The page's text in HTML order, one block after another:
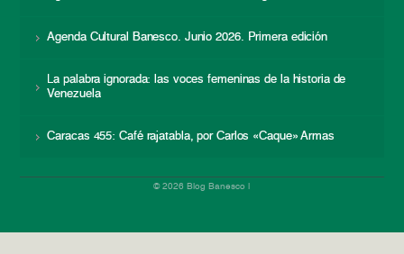
Agenda Cultural Banesco. Junio 2026. Primera edición
La palabra ignorada: las voces femeninas de la historia de
Venezuela
Caracas 455: Café rajatabla, por Carlos «Caque» Armas
© 2026 Blog Banesco |